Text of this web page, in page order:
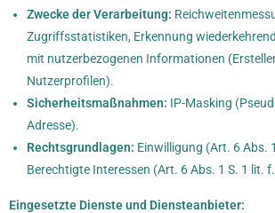
Zwecke der Verarbeitung:
Zugriffsstatistiken, Erkennung
mit nutzerbezogenen Informationen
Nutzerprofilen).
Sicherheitsmaßnahmen: IP-Masking
Adresse).
Rechtsgrundlagen: Einwilligung (Art. 6 Abs.
Berechtigte Interessen (Art. 6 Abs. 1 S. 1 lit. f.
Eingesetzte Dienste und Diensteanbieter: